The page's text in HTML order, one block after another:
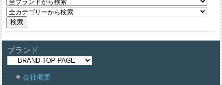
ブランド
会社概要